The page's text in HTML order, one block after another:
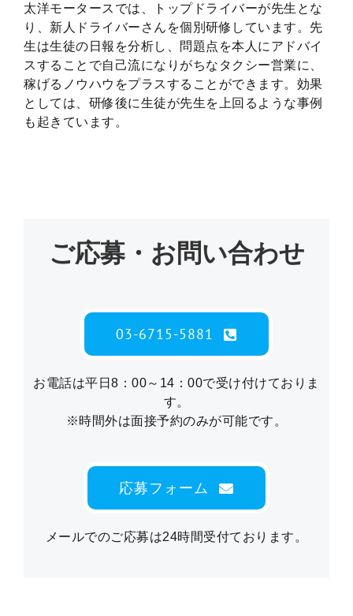
太洋モータースでは、トップドライバーが先生とな
り、新人ドライバーさんを個別研修しています。先
生は生徒の日報を分析し、問題点を本人にアドバイ
スすることで自己流になりがちなタクシー営業に、
稼げるノウハウをプラスすることができます。効果
としては、研修後に生徒が先生を上回るような事例
も起きています。
ご応募・お問い合わせ
03-6715-5881
お電話は平日8：00～14：00で受け付けておりま
す。
※時間外は面接予約のみが可能です。
応募フォーム
メールでのご応募は24時間受付ております。